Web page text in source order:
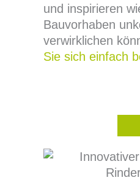
und inspirieren
Bauvorhaben
verwirklichen
Sie sich einfach